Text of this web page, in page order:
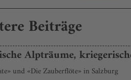
Beiträge
Alpträume,
und «Die Zauberflöte» in Salzburg